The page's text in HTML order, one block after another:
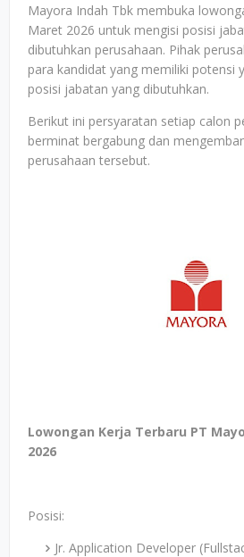
Mayora Indah Tbk membuka
Maret 2026 untuk mengisi posisi
dibutuhkan perusahaan. Pihak
para kandidat yang memiliki potensi
posisi jabatan yang dibutuhkan.
Berikut ini persyaratan setiap calon
berminat bergabung dan
perusahaan tersebut.
Lowongan Kerja Terbaru PT
2026
Posisi:
Jr. Application Developer